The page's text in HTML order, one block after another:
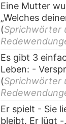
Eine Mutter
„Welches
(Sprichwörter
Es gibt 3
Leben: -
(Sprichwörter
Er spielt - Sie
bleibt. Er lügt -